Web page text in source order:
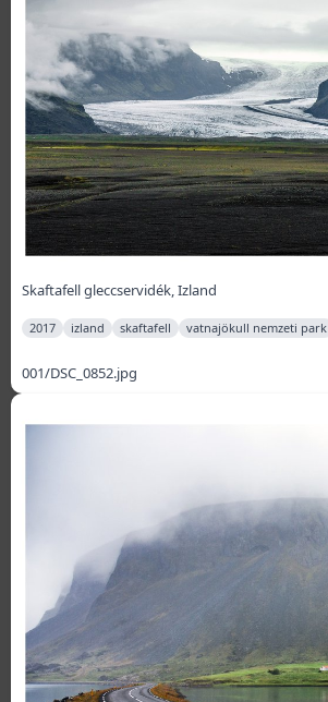
Skaftafell gleccservidék, Izland
2017 izland skaftafell vatnajökull nemzeti park
001/DSC_0852.jpg